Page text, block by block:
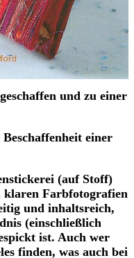
und zu einer
einer
(auf Stoff)
klaren Farbfotografien
und inhaltsreich,
(einschließlich
ist. Auch wer
finden, was auch bei